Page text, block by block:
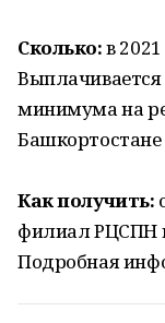
Сколько:в
минимума на
Башкортостане
Как получить:
филиал РЦСПН
Подробная